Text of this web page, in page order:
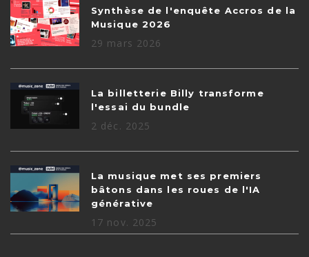
Synthèse de l'enquête Accros de la
Musique 2026
29 mars 2026
La billetterie Billy transforme
l'essai du bundle
2 déc. 2025
La musique met ses premiers
bâtons dans les roues de l'IA
générative
17 nov. 2025